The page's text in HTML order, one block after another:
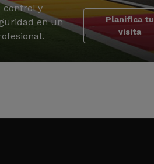
control y
en un
Planifica tu
visita